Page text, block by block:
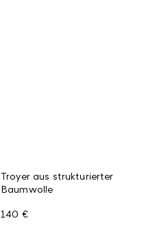
Troyer aus strukturierter
Baumwolle
140 €